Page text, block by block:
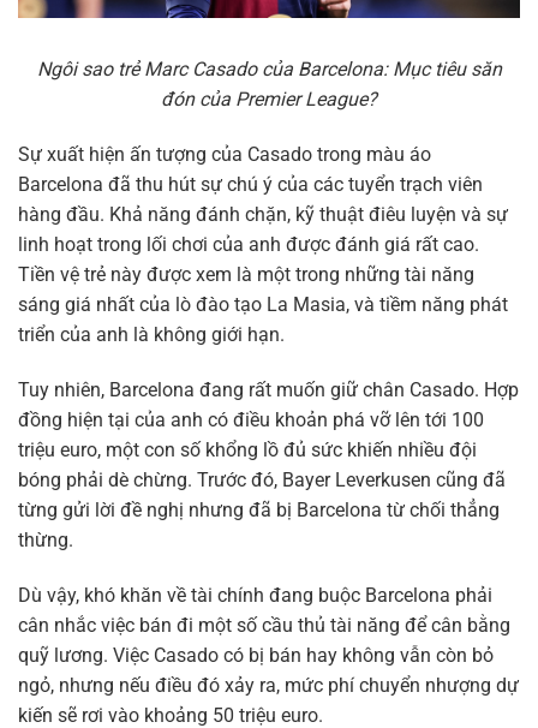
Ngôi sao trẻ Marc Casado của Barcelona: Mục tiêu săn
đón của Premier League?
Sự xuất hiện ấn tượng của Casado trong màu áo
Barcelona đã thu hút sự chú ý của các tuyển trạch viên
hàng đầu. Khả năng đánh chặn, kỹ thuật điêu luyện và sự
linh hoạt trong lối chơi của anh được đánh giá rất cao.
Tiền vệ trẻ này được xem là một trong những tài năng
sáng giá nhất của lò đào tạo La Masia, và tiềm năng phát
triển của anh là không giới hạn.
Tuy nhiên, Barcelona đang rất muốn giữ chân Casado. Hợp
đồng hiện tại của anh có điều khoản phá vỡ lên tới 100
triệu euro, một con số khổng lồ đủ sức khiến nhiều đội
bóng phải dè chừng. Trước đó, Bayer Leverkusen cũng đã
từng gửi lời đề nghị nhưng đã bị Barcelona từ chối thẳng
thừng.
Dù vậy, khó khăn về tài chính đang buộc Barcelona phải
cân nhắc việc bán đi một số cầu thủ tài năng để cân bằng
quỹ lương. Việc Casado có bị bán hay không vẫn còn bỏ
ngỏ, nhưng nếu điều đó xảy ra, mức phí chuyển nhượng dự
kiến sẽ rơi vào khoảng 50 triệu euro.